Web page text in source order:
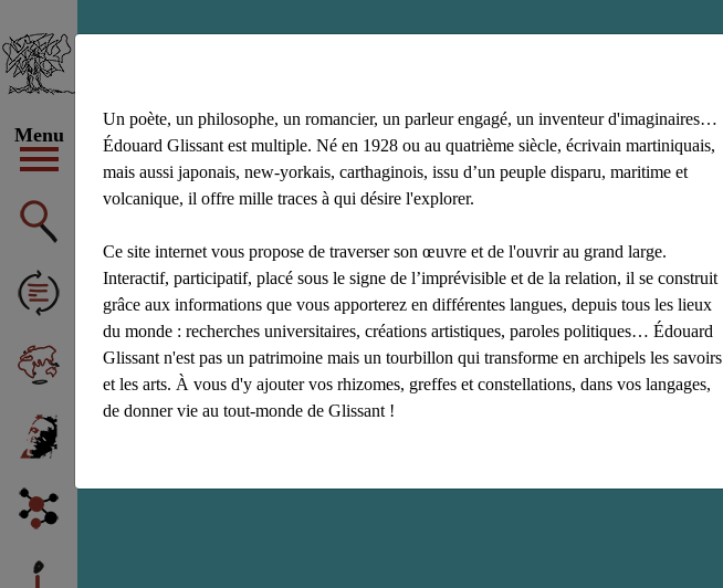
Menu
Un poète, un philosophe, un romancier, un parleur engagé, un inventeur d'imaginaires…
Édouard Glissant est multiple. Né en 1928 ou au quatrième siècle, écrivain martiniquais,
mais aussi japonais, new-yorkais, carthaginois, issu d’un peuple disparu, maritime et
volcanique, il offre mille traces à qui désire l'explorer.
Ce site internet vous propose de traverser son œuvre et de l'ouvrir au grand large.
Interactif, participatif, placé sous le signe de l’imprévisible et de la relation, il se construit
grâce aux informations que vous apporterez en différentes langues, depuis tous les lieux
du monde : recherches universitaires, créations artistiques, paroles politiques… Édouard
Glissant n'est pas un patrimoine mais un tourbillon qui transforme en archipels les savoirs
et les arts. À vous d'y ajouter vos rhizomes, greffes et constellations, dans vos langages,
de donner vie au tout-monde de Glissant !